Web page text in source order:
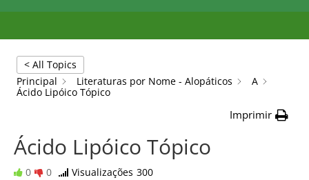
< All Topics
Principal
Literaturas por Nome - Alopáticos
A
Ácido Lipóico Tópico
Imprimir
Ácido Lipóico Tópico
0 0 Visualizações 300